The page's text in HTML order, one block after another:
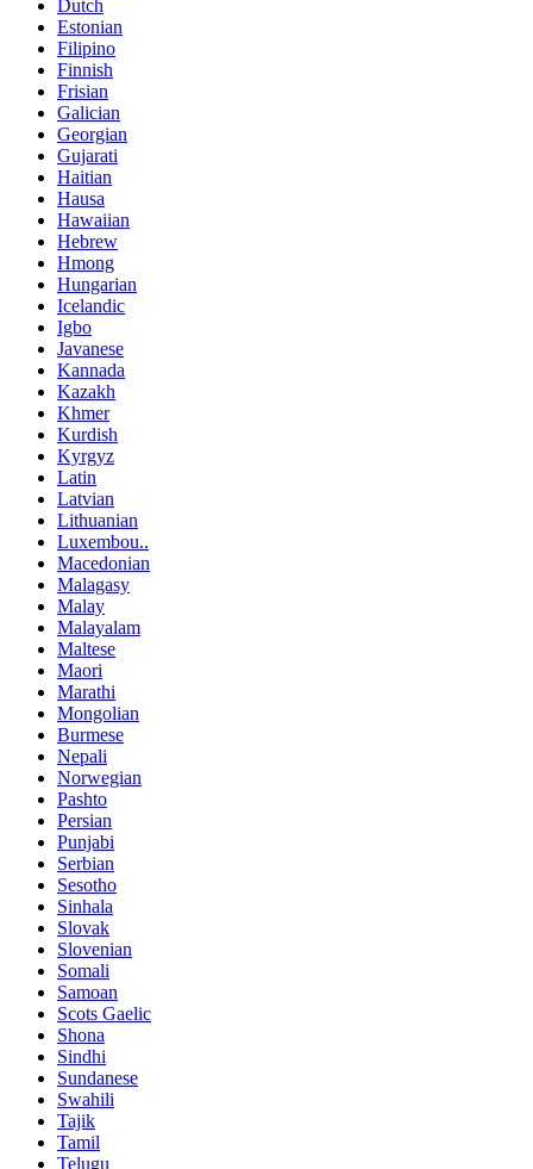
Dutch
Estonian
Filipino
Finnish
Frisian
Galician
Georgian
Gujarati
Haitian
Hausa
Hawaiian
Hebrew
Hmong
Hungarian
Icelandic
Igbo
Javanese
Kannada
Kazakh
Khmer
Kurdish
Kyrgyz
Latin
Latvian
Lithuanian
Luxembou..
Macedonian
Malagasy
Malay
Malayalam
Maltese
Maori
Marathi
Mongolian
Burmese
Nepali
Norwegian
Pashto
Persian
Punjabi
Serbian
Sesotho
Sinhala
Slovak
Slovenian
Somali
Samoan
Scots Gaelic
Shona
Sindhi
Sundanese
Swahili
Tajik
Tamil
Telugu